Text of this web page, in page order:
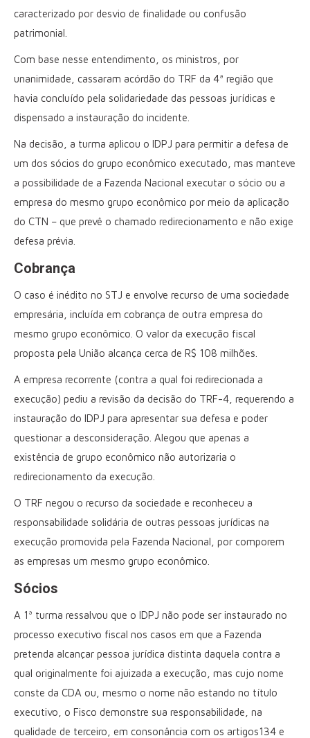
caracterizado por desvio de finalidade ou confusão
patrimonial.
Com base nesse entendimento, os ministros, por
unanimidade, cassaram acórdão do TRF da 4ª região que
havia concluído pela solidariedade das pessoas jurídicas e
dispensado a instauração do incidente.
Na decisão, a turma aplicou o IDPJ para permitir a defesa de
um dos sócios do grupo econômico executado, mas manteve
a possibilidade de a Fazenda Nacional executar o sócio ou a
empresa do mesmo grupo econômico por meio da aplicação
do CTN – que prevê o chamado redirecionamento e não exige
defesa prévia.
Cobrança
O caso é inédito no STJ e envolve recurso de uma sociedade
empresária, incluída em cobrança de outra empresa do
mesmo grupo econômico. O valor da execução fiscal
proposta pela União alcança cerca de R$ 108 milhões.
A empresa recorrente (contra a qual foi redirecionada a
execução) pediu a revisão da decisão do TRF-4, requerendo a
instauração do IDPJ para apresentar sua defesa e poder
questionar a desconsideração. Alegou que apenas a
existência de grupo econômico não autorizaria o
redirecionamento da execução.
O TRF negou o recurso da sociedade e reconheceu a
responsabilidade solidária de outras pessoas jurídicas na
execução promovida pela Fazenda Nacional, por comporem
as empresas um mesmo grupo econômico.
Sócios
A 1ª turma ressalvou que o IDPJ não pode ser instaurado no
processo executivo fiscal nos casos em que a Fazenda
pretenda alcançar pessoa jurídica distinta daquela contra a
qual originalmente foi ajuizada a execução, mas cujo nome
conste da CDA ou, mesmo o nome não estando no título
executivo, o Fisco demonstre sua responsabilidade, na
qualidade de terceiro, em consonância com os artigos134 e